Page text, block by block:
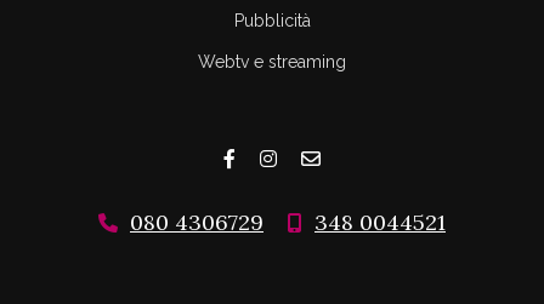
Pubblicità
Webtv e streaming
080 4306729 348 0044521